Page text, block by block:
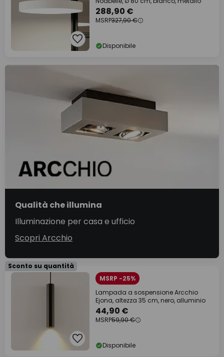
288,90 €
MSRP327,90 €
Disponibile
Qualità che illumina
Illuminazione per casa e ufficio
Scopri Arcchio
Sconto su quantità
MSRP -25%
Lampada a sospensione Arcchio
Ejona, altezza 35 cm, nero, alluminio
44,90 €
MSRP59,90 €
Disponibile